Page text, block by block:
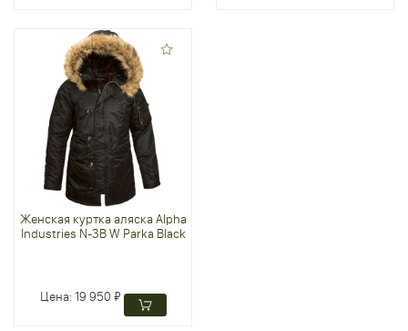
Женская куртка аляска Alpha
Industries N-3B W Parka Black
Цена:19 950 ₽